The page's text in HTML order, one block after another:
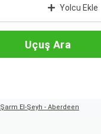
Yolcu Ekle
Uçuş Ara
Şarm El-Şeyh - Aberdeen